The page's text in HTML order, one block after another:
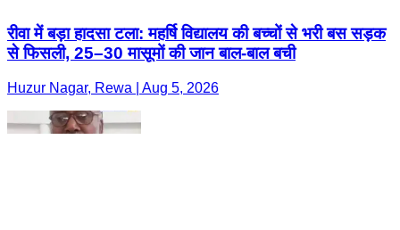
रीवा में बड़ा हादसा टला: महर्षि विद्यालय की बच्चों से भरी बस सड़क
से फिसली, 25–30 मासूमों की जान बाल-बाल बची
Huzur Nagar, Rewa | Aug 5, 2026